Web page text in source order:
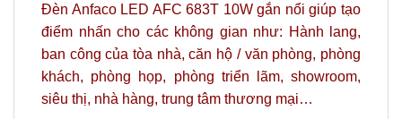
Đèn Anfaco LED AFC 683T 10W gắn nổi giúp tạo
điểm nhấn cho các không gian như: Hành lang,
ban công của tòa nhà, căn hộ / văn phòng, phòng
khách, phòng họp, phòng triển lãm, showroom,
siêu thị, nhà hàng, trung tâm thương mại…